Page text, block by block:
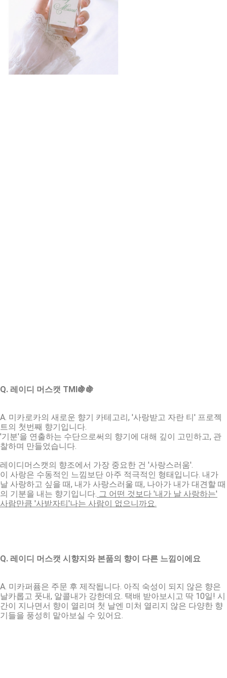
Q. 레이디 머스캣 TMI🍇🍇
A. 미카로카의 새로운 향기 카테고리, '사랑받고 자란 티' 프로젝
트의 첫번째 향기입니다.
'기분'을 연출하는 수단으로써의 향기에 대해 깊이 고민하고, 관
찰하며 만들었습니다.
레이디머스캣의 향조에서 가장 중요한 건 '사랑스러움'.
이 사랑은 수동적인 느낌보단 아주 적극적인 형태입니다. 내가
날 사랑하고 싶을 때, 내가 사랑스러울 때, 나아가 내가 대견할 때
의 기분을 내는 향기입니다. 그 어떤 것보다 '내가 날 사랑하는'
사람만큼 '사받자티'나는 사람이 없으니까요.
Q. 레이디 머스캣 시향지와 본품의 향이 다른 느낌이에요
A. 미카퍼퓸은 주문 후 제작됩니다. 아직 숙성이 되지 않은 향은
날카롭고 풋내, 알콜내가 강한데요. 택배 받아보시고 딱 10일! 시
간이 지나면서 향이 열리며 첫 날엔 미처 열리지 않은 다양한 향
기들을 풍성히 맡아보실 수 있어요.